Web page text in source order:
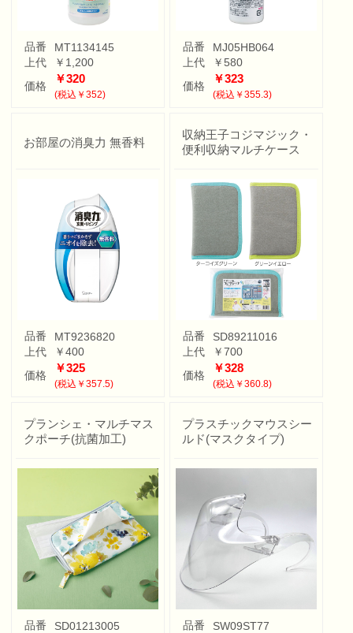
品番
MT1134145
上代
￥1,200
価格
￥320
(税込￥352)
品番
MJ05HB064
上代
￥580
価格
￥323
(税込￥355.3)
お部屋の消臭力 無香料
品番
MT9236820
上代
￥400
価格
￥325
(税込￥357.5)
収納王子コジマジック・
便利収納マルチケース
品番
SD89211016
上代
￥700
価格
￥328
(税込￥360.8)
プランシェ・マルチマス
クポーチ(抗菌加工)
品番
SD01213005
プラスチックマウスシー
ルド(マスクタイプ)
品番
SW09ST77